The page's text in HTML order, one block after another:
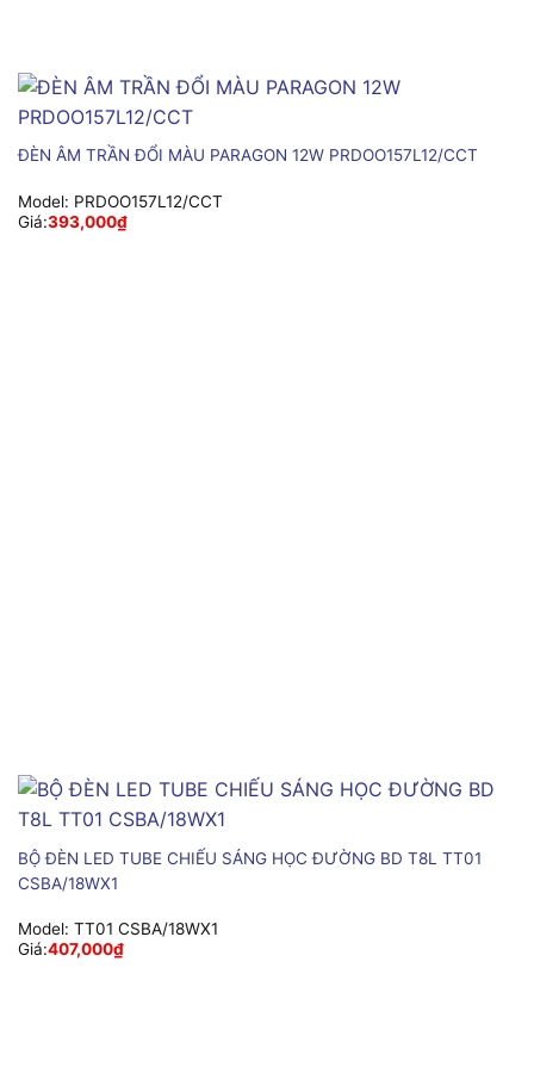
ĐÈN ÂM TRẦN ĐỔI MÀU PARAGON 12W PRDOO157L12/CCT
Model: PRDOO157L12/CCT
Giá:393,000₫
BỘ ĐÈN LED TUBE CHIẾU SÁNG HỌC ĐƯỜNG BD T8L TT01
CSBA/18WX1
Model: TT01 CSBA/18WX1
Giá:407,000₫